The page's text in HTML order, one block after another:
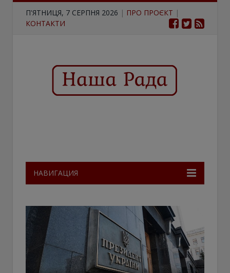
П'ЯТНИЦЯ, 7 СЕРПНЯ 2026 | ПРО ПРОЄКТ |
КОНТАКТИ
НАВИГАЦИЯ